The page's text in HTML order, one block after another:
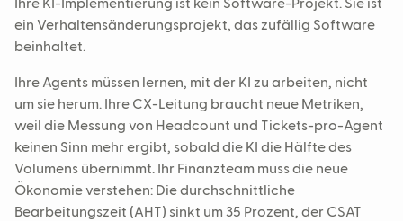
Ihre KI-Implementierung ist kein Software-Projekt. Sie ist
ein Verhaltensänderungsprojekt, das zufällig Software
beinhaltet.
Ihre Agents müssen lernen, mit der KI zu arbeiten, nicht
um sie herum. Ihre CX-Leitung braucht neue Metriken,
weil die Messung von Headcount und Tickets-pro-Agent
keinen Sinn mehr ergibt, sobald die KI die Hälfte des
Volumens übernimmt. Ihr Finanzteam muss die neue
Ökonomie verstehen: Die durchschnittliche
Bearbeitungszeit (AHT) sinkt um 35 Prozent, der CSAT